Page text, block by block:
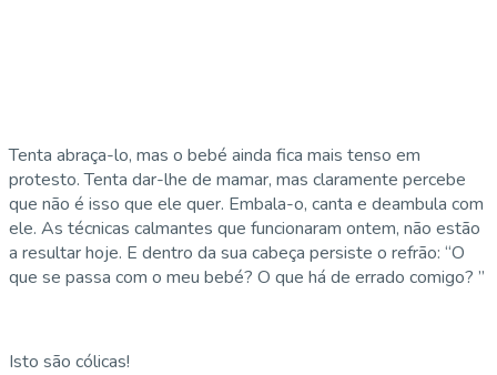
Tenta abraça-lo, mas o bebé ainda fica mais tenso em
protesto. Tenta dar-lhe de mamar, mas claramente percebe
que não é isso que ele quer. Embala-o, canta e deambula com
ele. As técnicas calmantes que funcionaram ontem, não estão
a resultar hoje. E dentro da sua cabeça persiste o refrão: “O
que se passa com o meu bebé? O que há de errado comigo? ”
Isto são cólicas!